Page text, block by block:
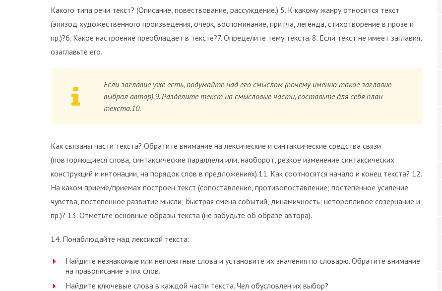
Какого типа речи текст? (Описание, повествование, рассуждение.) 5. К какому жанру относится текст
(эпизод художественного произведения, очерк, воспоминание, притча, легенда, стихотворение в прозе и
пр.)?6. Какое настроение преобладает в тексте?7. Определите тему текста. 8. Если текст не имеет заглавия,
озаглавьте его.
Если заглавие уже есть, подумайте над его смыслом (почему именно такое заглавие
выбрал автор).9. Разделите текст на смысловые части, составьте для себя план
текста.10.
Как связаны части текста? Обратите внимание на лексические и синтаксические средства связи
(повторяющиеся слова, синтаксические параллели или, наоборот, резкое изменение синтаксических
конструкций и интонации, на порядок слов в предложениях).11. Как соотносятся начало и конец текста? 12.
На каком приеме/приемах построен текст (сопоставление, противопоставление; постепенное усиление
чувства, постепенное развитие мысли; быстрая смена событий, динамичность; неторопливое созерцание и
пр.)? 13. Отметьте основные образы текста (не забудьте об образе автора).
14. Понаблюдайте над лексикой текста:
Найдите незнакомые или непонятные слова и установите их значения по словарю. Обратите внимание
на правописание этих слов.
Найдите ключевые слова в каждой части текста. Чел обусловлен их выбор?